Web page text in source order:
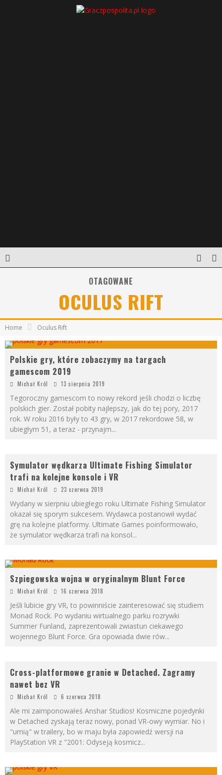
OTAGOWANE
OCULUS RIFT
Home Oculus Rift
Polskie gry, które zobaczymy na targach
gamescom 2019
Michał Król 13 sierpnia 2019
Tegoroczny gamescom to nowy rekord jeśli chodzi o liczbę
polskich gier. Został pobity najlepszy, jak do tej pory, 2017
rok. W roku 2016 były to 43 gry, w 2017 rekordowe 58, w
ubiegłym 51, a teraz - przynajm...
Symulator wędkarza Ultimate Fishing Simulator
trafi na kolejne konsole i VR
Michał Król 23 czerwca 2019
Wydany w sierpniu ubiegłego roku Ultimate Fishing Simulator
okazał się sporym sukcesem. Wydawca postanowił wydać
grę na kolejne platformy. Ultimate Games poinformowało,
że symulator wędkarza trafi na konsol...
Szpiegowska wojna w oryginalnym Blunt Force
Michał Król 16 czerwca 2018
Jeśli lubicie gry VR, to powinniście zainteresować się studiem
Monad Rock. Po wydaniu wirtualnego parku rozrywki
Summer Funland, zaprezentowali zwiastun ciekawego
wojennego Blunt Force. Gra opowiada dwie rów...
Cross-platformowe granie w Detached. Zagramy
nawet bez VR
Michał Król 6 czerwca 2018
Ale mi zaimponowałeś Anshar Studios! Kosmiczne pojedynki
w Detached zyskają teraz nowy, ponad VR-owy wymiar. No i
"umią" w trailery, bo w maju była zapowiedź wersji na
PlayStation VR z "2001: Odyseją kosmicz...